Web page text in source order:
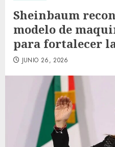
Sheinbaum
modelo de
para fortalecer
JUNIO 26, 2026